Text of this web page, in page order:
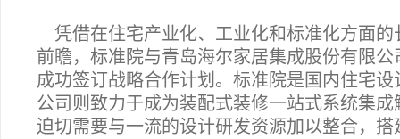
凭借在住宅产业化、工业化和标准化方面
前瞻，标准院与青岛海尔家居集成股份有限
成功签订战略合作计划。标准院是国内住宅
公司则致力于成为装配式装修一站式系统集
迫切需要与一流的设计研发资源加以整合，